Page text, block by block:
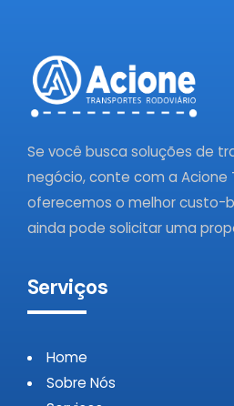
Se você busca soluções de
negócio, conte com a Acione
oferecemos o melhor custo-
ainda pode solicitar uma
Serviços
Home
Sobre Nós